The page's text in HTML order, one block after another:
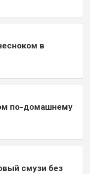
в
по-домашнему
смузи без